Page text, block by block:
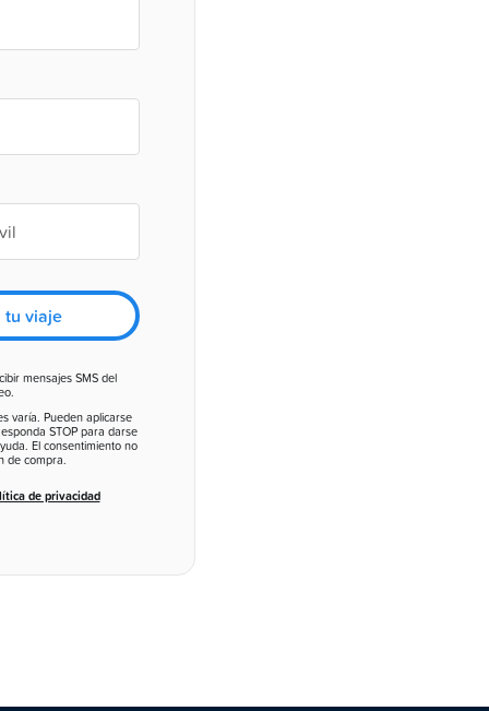
tu viaje
mensajes SMS del
varía. Pueden aplicarse
STOP para darse
El consentimiento no
de compra.
de privacidad